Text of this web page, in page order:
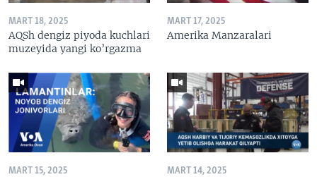
MART 18, 2025
AQSh dengiz piyoda kuchlari
muzeyida yangi ko’rgazma
MART 17, 2025
Amerika Manzaralari
MART 15, 2025 MART 14, 2025